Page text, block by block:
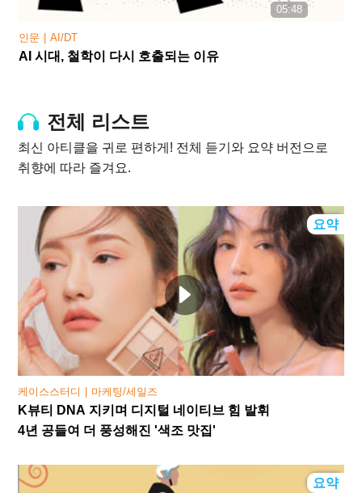
05:48
인문 AI/DT
AI 시대, 철학이 다시 호출되는 이유
전체 리스트
최신 아티클을 귀로 편하게! 전체 듣기와 요약 버전으로
취향에 따라 즐겨요.
요약
케이스스터디 마케팅/세일즈
K뷰티 DNA 지키며 디지털 네이티브 힘 발휘
4년 공들여 더 풍성해진 '색조 맛집'
요약